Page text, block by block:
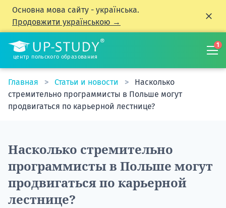
Основна мова сайту - українська.
Продовжити українською →
центр польского образования
1
Главная Статьи и новости
Насколько
стремительно программисты в Польше могут
продвигаться по карьерной лестнице?
Насколько стремительно
программисты в Польше могут
продвигаться по карьерной
лестнице?